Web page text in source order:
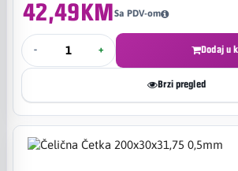
42,49KMSa PDV-om
- + Dodaj u
Brzi pregled